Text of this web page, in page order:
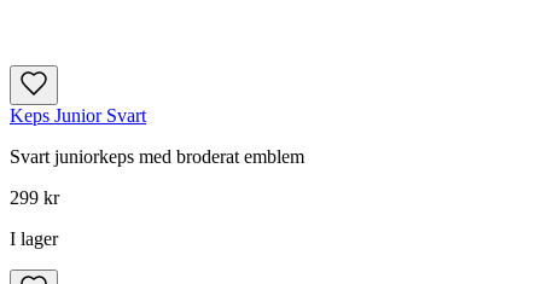
Keps Junior Svart
Svart juniorkeps med broderat emblem
299 kr
I lager